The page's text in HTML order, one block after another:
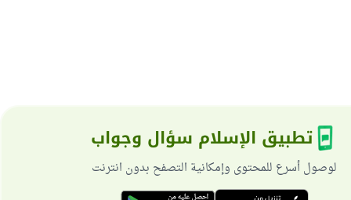
تطبيق الإسلام سؤال وجواب
لوصول أسرع للمحتوى وإمكانية التصفح بدون انترنت